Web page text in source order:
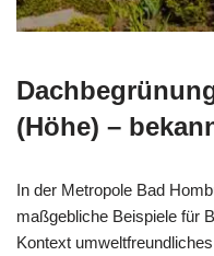
(Höhe) –
In der Metropole Bad
maßgebliche Beispiele für
Kontext